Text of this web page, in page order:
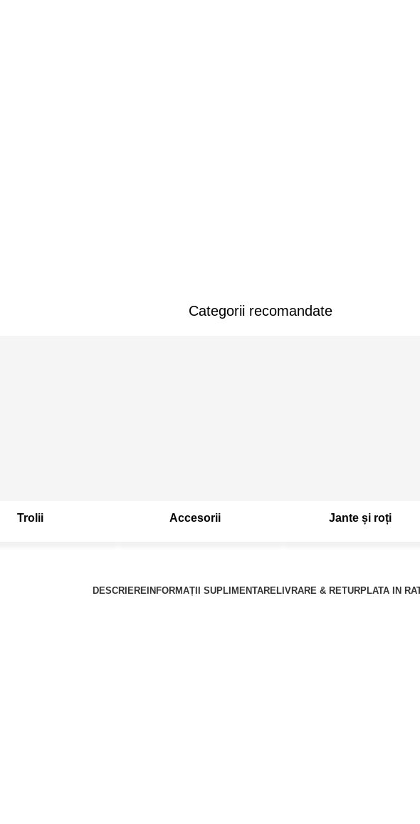
Categorii recomandate
Trolii Accesorii Jante și roți
DESCRIERE INFORMAȚII SUPLIMENTARE LIVRARE & RETURPLATA IN